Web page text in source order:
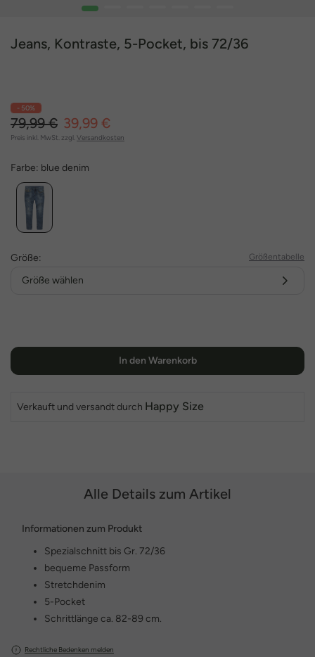
1
Jeans, Kontraste, 5-Pocket, bis 72/36
- 50%
79,99 € 39,99 €
Preis inkl. MwSt. zzgl. Versandkosten
Farbe: blue denim
Größe: Größentabelle
Größe wählen
In den Warenkorb
Verkauft und versandt durch Happy Size
Alle Details zum Artikel
Informationen zum Produkt
Spezialschnitt bis Gr. 72/36
bequeme Passform
Stretchdenim
5-Pocket
Schrittlänge ca. 82-89 cm.
Rechtliche Bedenken melden